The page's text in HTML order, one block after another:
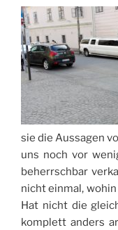
sie die Aussagen
uns noch vor
beherrschbar
nicht einmal,
Hat nicht die
komplett anders